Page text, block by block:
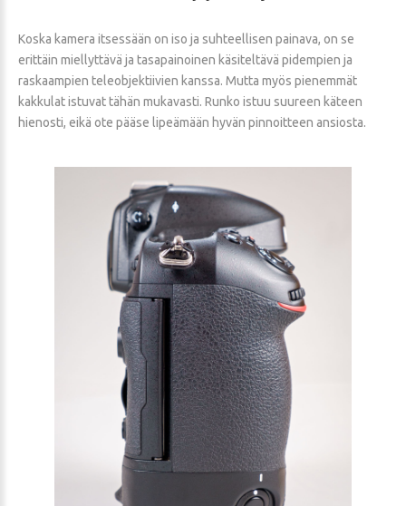
Koska kamera itsessään on iso ja suhteellisen painava, on se
erittäin miellyttävä ja tasapainoinen käsiteltävä pidempien ja
raskaampien teleobjektiivien kanssa. Mutta myös pienemmät
kakkulat istuvat tähän mukavasti. Runko istuu suureen käteen
hienosti, eikä ote pääse lipeämään hyvän pinnoitteen ansiosta.